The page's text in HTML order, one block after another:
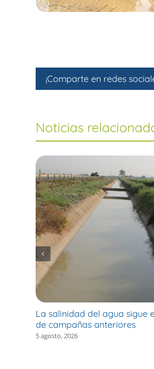
¡Comparte en redes
La salinidad del agua sigue
de campañas anteriores
5 agosto, 2026